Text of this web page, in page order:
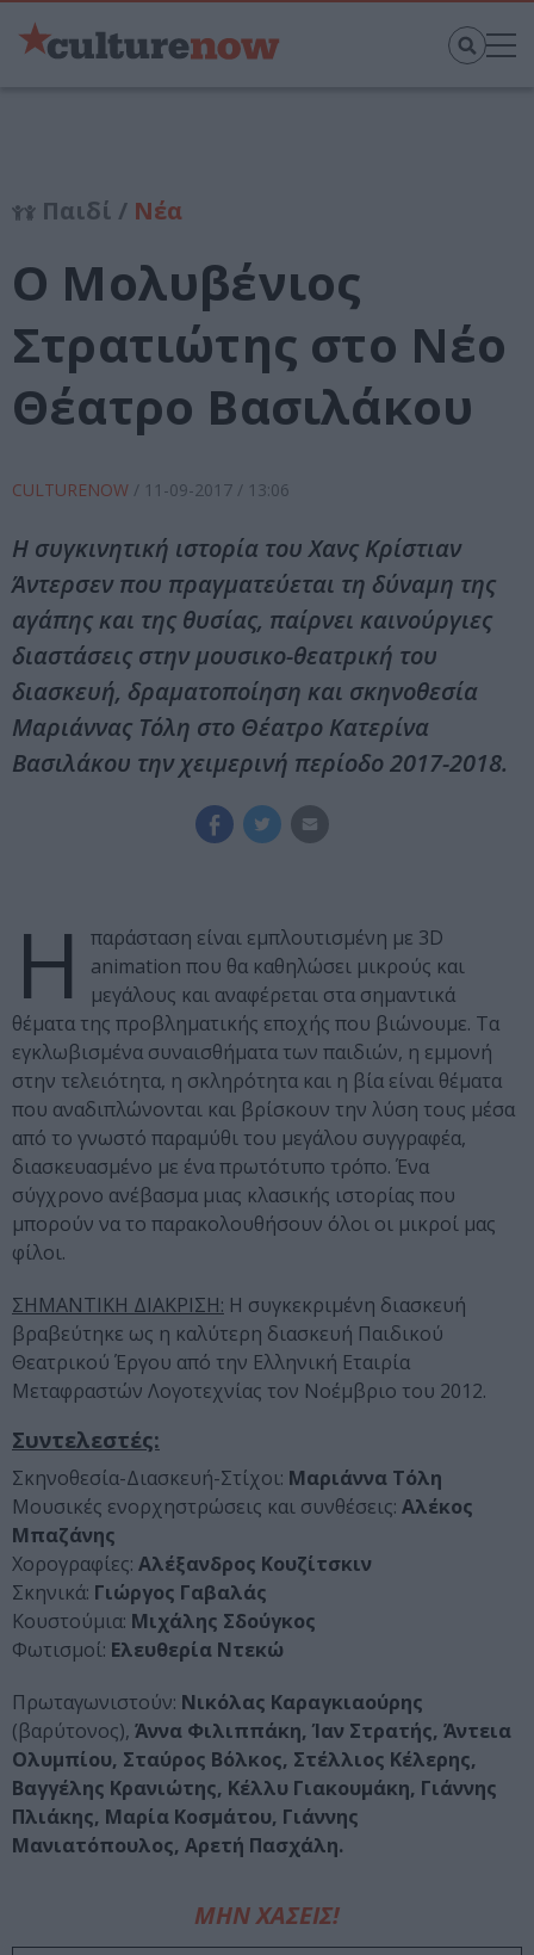
Παιδί / Νέα
Ο Μολυβένιος
Στρατιώτης στο Νέο
Θέατρο Βασιλάκου
CULTURENOW / 11-09-2017 / 13:06
Η συγκινητική ιστορία του Χανς Κρίστιαν
Άντερσεν που πραγματεύεται τη δύναμη της
αγάπης και της θυσίας, παίρνει καινούργιες
διαστάσεις στην μουσικο-θεατρική του
διασκευή, δραματοποίηση και σκηνοθεσία
Μαριάννας Τόλη στο Θέατρο Κατερίνα
Βασιλάκου την χειμερινή περίοδο 2017-2018.
Η
παράσταση είναι εμπλουτισμένη με 3D
animation που θα καθηλώσει μικρούς και
μεγάλους και αναφέρεται στα σημαντικά
θέματα της προβληματικής εποχής που βιώνουμε. Τα
εγκλωβισμένα συναισθήματα των παιδιών, η εμμονή
στην τελειότητα, η σκληρότητα και η βία είναι θέματα
που αναδιπλώνονται και βρίσκουν την λύση τους μέσα
από το γνωστό παραμύθι του μεγάλου συγγραφέα,
διασκευασμένο με ένα πρωτότυπο τρόπο. Ένα
σύγχρονο ανέβασμα μιας κλασικής ιστορίας που
μπορούν να το παρακολουθήσουν όλοι οι μικροί μας
φίλοι.
ΣΗΜΑΝΤΙΚΗ ΔΙΑΚΡΙΣΗ: Η συγκεκριμένη διασκευή
βραβεύτηκε ως η καλύτερη διασκευή Παιδικού
Θεατρικού Έργου από την Ελληνική Εταιρία
Μεταφραστών Λογοτεχνίας τον Νοέμβριο του 2012.
Συντελεστές:
Σκηνοθεσία-Διασκευή-Στίχοι: Μαριάννα Τόλη
Μουσικές ενορχηστρώσεις και συνθέσεις: Αλέκος
Μπαζάνης
Χορογραφίες: Αλέξανδρος Κουζίτσκιν
Σκηνικά: Γιώργος Γαβαλάς
Κουστούμια: Μιχάλης Σδούγκος
Φωτισμοί: Ελευθερία Ντεκώ
Πρωταγωνιστούν: Νικόλας Καραγκιαούρης
(βαρύτονος), Άννα Φιλιππάκη, Ίαν Στρατής, Άντεια
Ολυμπίου, Σταύρος Βόλκος, Στέλλιος Κέλερης,
Βαγγέλης Κρανιώτης, Κέλλυ Γιακουμάκη, Γιάννης
Πλιάκης, Μαρία Κοσμάτου, Γιάννης
Μανιατόπουλος, Αρετή Πασχάλη.
ΜΗΝ ΧΑΣΕΙΣ!